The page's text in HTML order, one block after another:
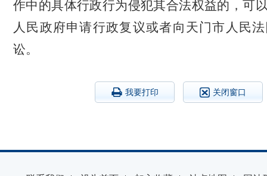
作中的具体行政行为侵犯其合法权益的，可
人民政府申请行政复议或者向天门市人民
讼。
我要打印 关闭窗口